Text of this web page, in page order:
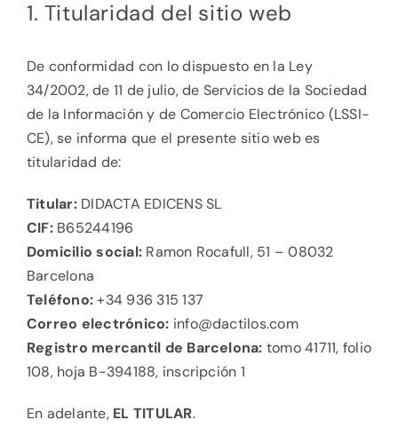
1. Titularidad del sitio web
De conformidad con lo dispuesto en la Ley
34/2002, de 11 de julio, de Servicios de la Sociedad
de la Información y de Comercio Electrónico (LSSI-
CE), se informa que el presente sitio web es
titularidad de:
Titular:DIDACTA EDICENS SL
CIF:B65244196
Domicilio social: Ramon Rocafull, 51 – 08032
Barcelona
Teléfono:+34 936 315 137
Correo electrónico: info@dactilos.com
Registro mercantil de Barcelona: tomo 41711, folio
108, hoja B-394188, inscripción 1
En adelante, EL TITULAR.